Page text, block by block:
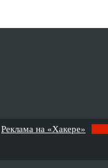
Реклама на «Хакере»